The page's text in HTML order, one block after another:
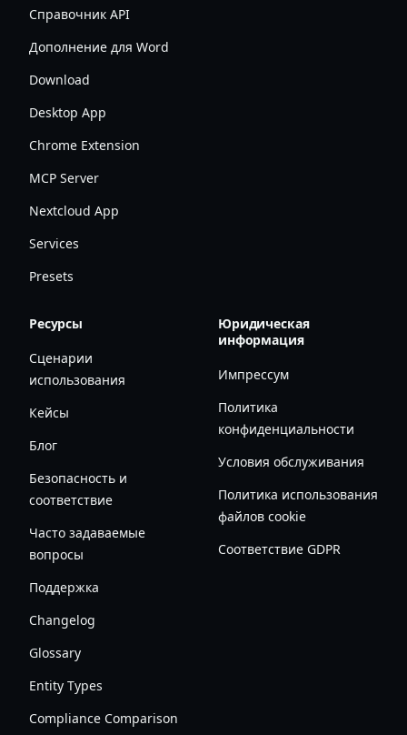
Справочник API
Дополнение для Word
Download
Desktop App
Chrome Extension
MCP Server
Nextcloud App
Services
Presets
Ресурсы
Сценарии
использования
Кейсы
Блог
Безопасность и
соответствие
Часто задаваемые
вопросы
Поддержка
Changelog
Glossary
Entity Types
Compliance Comparison
Юридическая
информация
Импрессум
Политика
конфиденциальности
Условия обслуживания
Политика использования
файлов cookie
Соответствие GDPR